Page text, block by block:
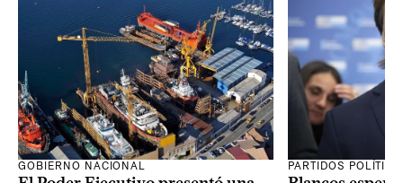
GOBIERNO NACIONAL PARTIDOS